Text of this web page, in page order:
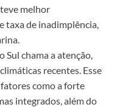
melhor
taxa de inadimplência,
Sul chama a atenção,
recentes. Esse
como a forte
integrados, além do